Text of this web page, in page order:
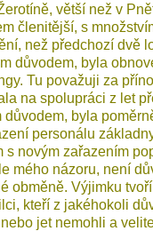
větší než v
členitější, s
než předchozí dvě
důvodem, byla
Tu považuji za
na spolupráci z let
důvodem, byla
personálu
s novým zařazením
mého názoru, není
obměně. Výjimku
kteří z jakéhokoli
jet nemohli a